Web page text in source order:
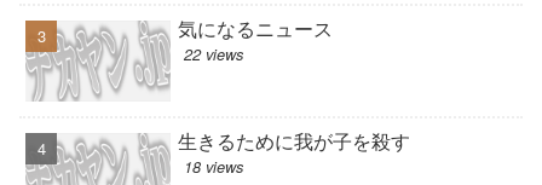
気になるニュース
22 views
生きるために我が子を殺す
18 views